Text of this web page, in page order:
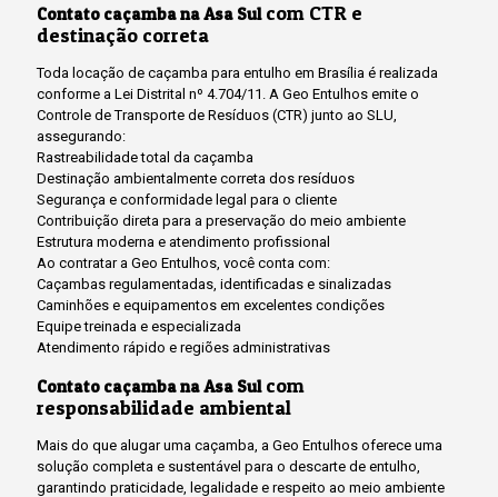
Contato caçamba na Asa Sulcom CTR e
destinação correta
Toda locação de caçamba para entulho em Brasília é realizada
conforme a Lei Distrital nº 4.704/11. A Geo Entulhos emite o
Controle de Transporte de Resíduos (CTR) junto ao SLU,
assegurando:
Rastreabilidade total da caçamba
Destinação ambientalmente correta dos resíduos
Segurança e conformidade legal para o cliente
Contribuição direta para a preservação do meio ambiente
Estrutura moderna e atendimento profissional
Ao contratar a Geo Entulhos, você conta com:
Caçambas regulamentadas, identificadas e sinalizadas
Caminhões e equipamentos em excelentes condições
Equipe treinada e especializada
Atendimento rápido e regiões administrativas
Contato caçamba na Asa Sulcom
responsabilidade ambiental
Mais do que alugar uma caçamba, a Geo Entulhos oferece uma
solução completa e sustentável para o descarte de entulho,
garantindo praticidade, legalidade e respeito ao meio ambiente